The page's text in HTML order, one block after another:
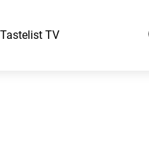
Tastelist TV